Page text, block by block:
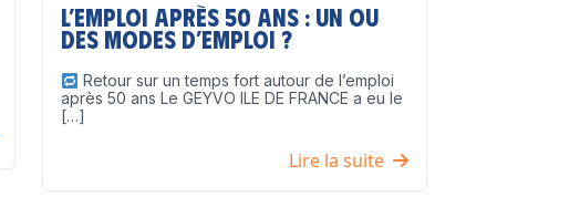
L’emploi après 50 ans : un ou
des modes d’emploi ?
Retour sur un temps fort autour de l’emploi
après 50 ans Le GEYVO ILE DE FRANCE a eu le
[…]
Lire la suite